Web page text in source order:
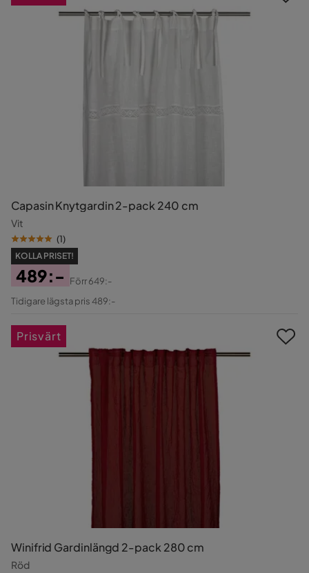
Capasin Knytgardin 2-pack 240 cm
Vit
(1)
KOLLA PRISET!
Pris
489:-
Original
Förr649:-
Tidigare lägsta pris 489:-
Winifrid Gardinlängd 2-pack 280 cm
Röd
Prisvärt